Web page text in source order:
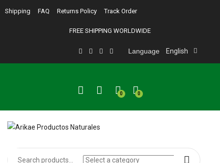
Shipping FAQ Returns Policy Track Order
FREE SHIPPING WORLDWIDE
Language English
0
0